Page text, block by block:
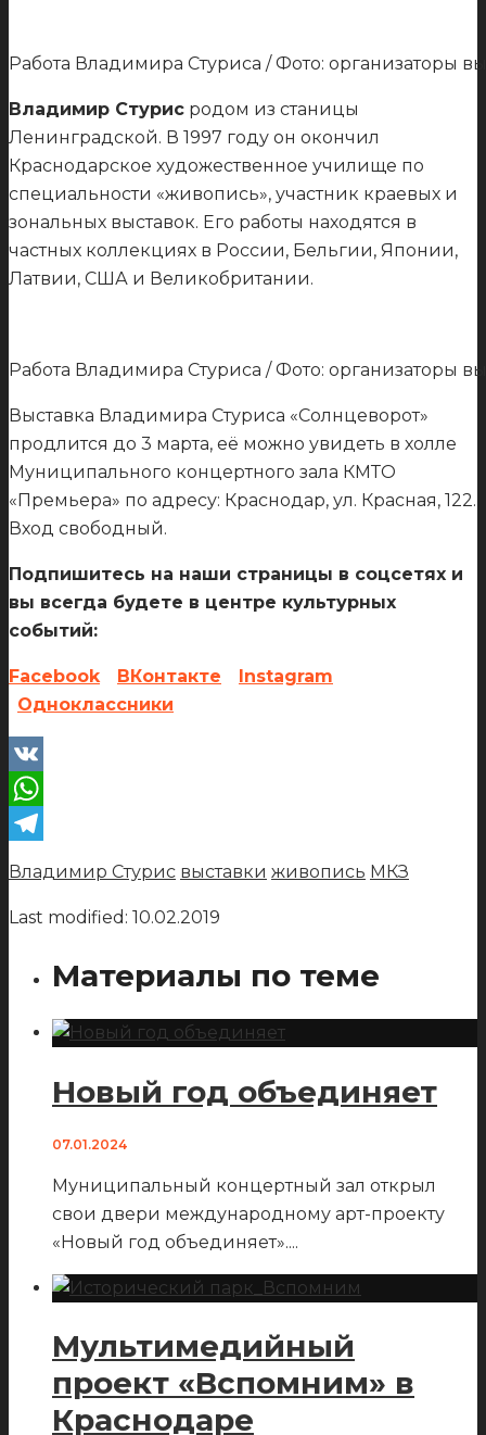
Работа Владимира Стуриса / Фото: организаторы
Владимир Стурис родом из станицы
Ленинградской. В 1997 году он окончил
Краснодарское художественное училище по
специальности «живопись», участник краевых и
зональных выставок. Его работы находятся в
частных коллекциях в России, Бельгии, Японии,
Латвии, США и Великобритании.
Работа Владимира Стуриса / Фото: организаторы
Выставка Владимира Стуриса «Солнцеворот»
продлится до 3 марта, её можно увидеть в холле
Муниципального концертного зала КМТО
«Премьера» по адресу: Краснодар, ул. Красная, 122.
Вход свободный.
Подпишитесь на наши страницы в соцсетях и
вы всегда будете в центре культурных
событий:
Facebook ВКонтакте
Instagram
Одноклассники
VK
WhatsApp
Владимир Стурис выставки живопись МКЗ
Last modified: 10.02.2019
Материалы по теме
Новый год объединяет
07.01.2024
Муниципальный концертный зал открыл
свои двери международному арт-проекту
«Новый год объединяет»....
Мультимедийный
проект «Вспомним» в
Краснодаре